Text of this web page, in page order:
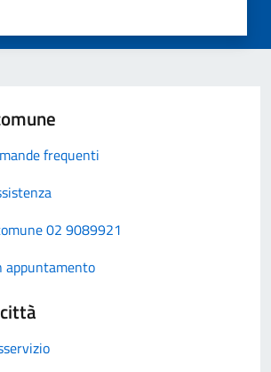
frequenti
02 9089921
appuntamento